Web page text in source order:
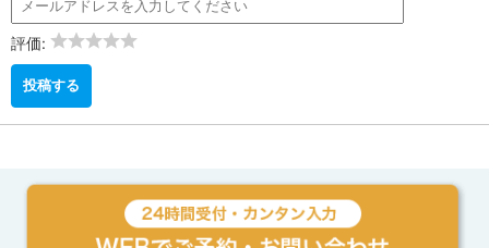
評価: